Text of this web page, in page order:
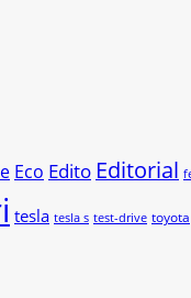
Eco Edito Editorial
tesla tesla s test-drive toyota